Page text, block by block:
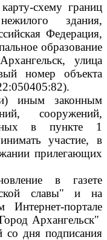
схему границ
здания,
Федерация,
образование
улица
номер объекта
иным законным
сооружений,
в пункте 1
участие, в
прилегающих
в газете
славы" и на
портале
Архангельск"
со дня подписания